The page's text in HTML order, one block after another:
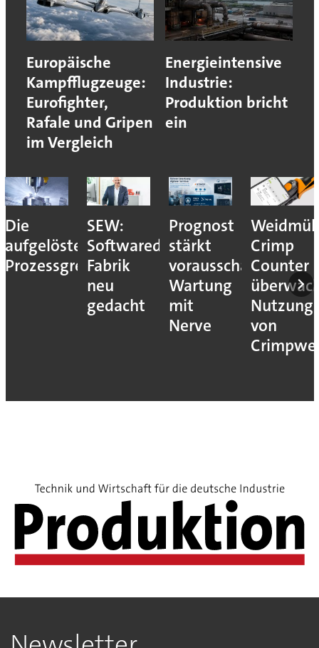
Europäische
Kampfflugzeuge:
Eurofighter,
Rafale und Gripen
im Vergleich
Energieintensive
Industrie:
Produktion bricht
ein
Die
aufgelöste
Prozessgrenze
SEW:
Softwaredefinierte
Fabrik
neu
gedacht
Prognost
stärkt
vorausschauende
Wartung
mit
Nerve
Crimp
Counter
Nutzung
von